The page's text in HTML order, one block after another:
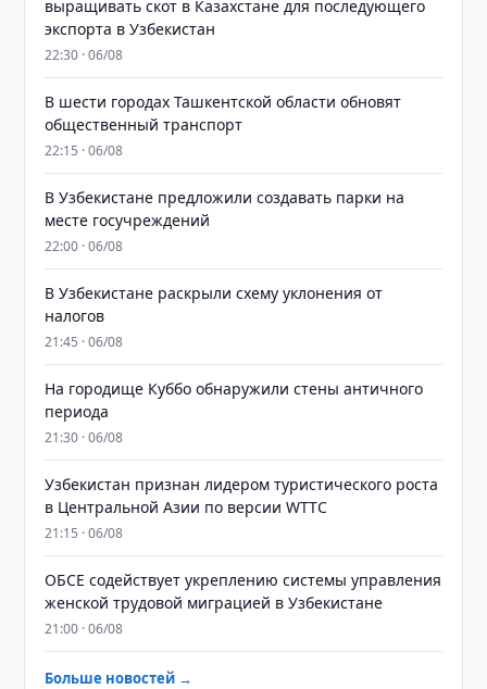
выращивать скот в Казахстане для последующего
экспорта в Узбекистан
22:30 · 06/08
В шести городах Ташкентской области обновят
общественный транспорт
22:15 · 06/08
В Узбекистане предложили создавать парки на
месте госучреждений
22:00 · 06/08
В Узбекистане раскрыли схему уклонения от
налогов
21:45 · 06/08
На городище Куббо обнаружили стены античного
периода
21:30 · 06/08
Узбекистан признан лидером туристического роста
в Центральной Азии по версии WTTC
21:15 · 06/08
ОБСЕ содействует укреплению системы управления
женской трудовой миграцией в Узбекистане
21:00 · 06/08
Больше новостей →